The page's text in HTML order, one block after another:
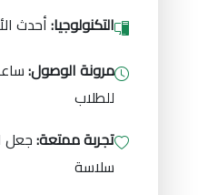
التكنولوجيا:أحدث
مرونة الوصول:
للطلاب
تجربة ممتعة:جعل
سلاسة